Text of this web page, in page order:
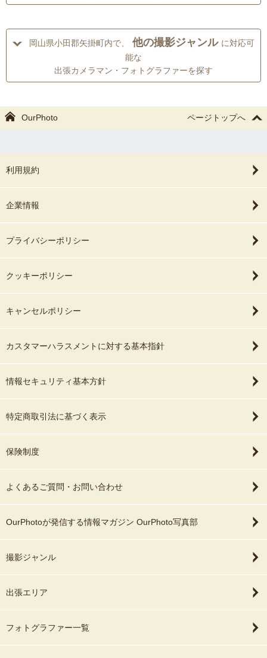
岡山県小田郡矢掛町内で、 他の撮影ジャンル に対応可
能な
出張カメラマン・フォトグラファーを探す
OurPhoto ページトップへ
利用規約
企業情報
プライバシーポリシー
クッキーポリシー
キャンセルポリシー
カスタマーハラスメントに対する基本指針
情報セキュリティ基本方針
特定商取引法に基づく表示
保険制度
よくあるご質問・お問い合わせ
OurPhotoが発信する情報マガジン OurPhoto写真部
撮影ジャンル
出張エリア
フォトグラファー一覧